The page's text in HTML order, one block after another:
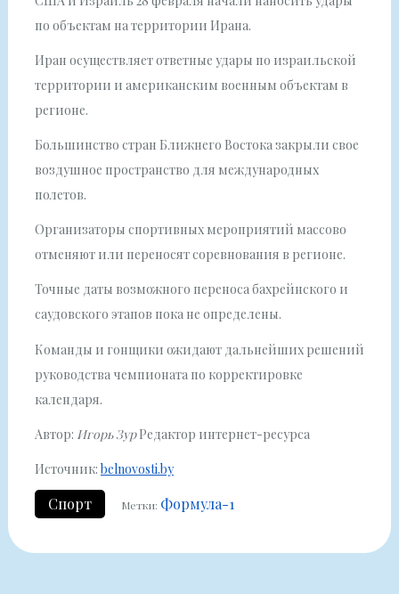
по объектам на территории Ирана.
Иран осуществляет ответные удары по израильской
территории и американским военным объектам в
регионе.
Большинство стран Ближнего Востока закрыли свое
воздушное пространство для международных
полетов.
Организаторы спортивных мероприятий массово
отменяют или переносят соревнования в регионе.
Точные даты возможного переноса бахрейнского и
саудовского этапов пока не определены.
Команды и гонщики ожидают дальнейших решений
руководства чемпионата по корректировке
календаря.
Автор: Игорь ЗурРедактор интернет-ресурса
Источник: belnovosti.by
Спорт Метки: Формула-1